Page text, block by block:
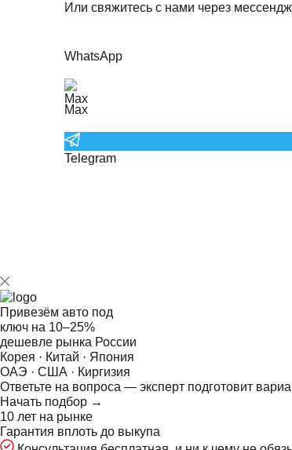
Или свяжитесь с нами через
WhatsApp
Max
Telegram
Привезём авто под
ключ на 10–25%
дешевле рынка России
Корея · Китай · Япония
ОАЭ · США · Киргизия
Ответьте на вопроса — эксперт подготовит
Начать подбор →
10 лет на рынке
Гарантия вплоть до выкупа